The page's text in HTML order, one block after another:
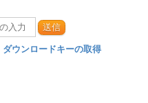
送信
ダウンロードキーの取得